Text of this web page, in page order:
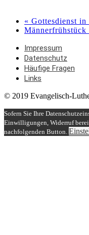
« Gottesdienst
Männerfrühstück
Impressum
Datenschutz
Häufige Fragen
Links
© 2019 Evangelisch-
Sofern Sie Ihre
Einwilligungen, Widerruf
nachfolgenden Button.